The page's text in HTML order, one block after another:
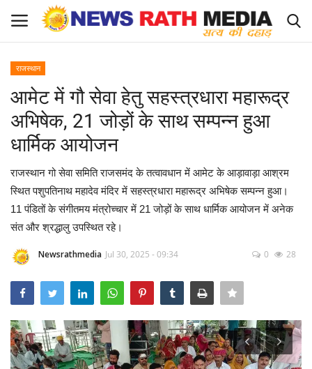
About Us
Apply for News Rath Media ID Card
देश
ज्योतिष
व्यापार
Contact
राजस्थान
आमेट में गौ सेवा हेतु सहस्त्रधारा महारूद्र
अभिषेक, 21 जोड़ों के साथ सम्पन्न हुआ
धार्मिक आयोजन
राजस्थान गो सेवा समिति राजसमंद के तत्वावधान में आमेट के आड़ावाड़ा आश्रम
स्थित पशुपतिनाथ महादेव मंदिर में सहस्त्रधारा महारूद्र अभिषेक सम्पन्न हुआ।
11 पंडितों के संगीतमय मंत्रोच्चार में 21 जोड़ों के साथ धार्मिक आयोजन में अनेक
संत और श्रद्धालु उपस्थित रहे।
Newsrathmedia Jul 30, 2025 - 09:34 0 28